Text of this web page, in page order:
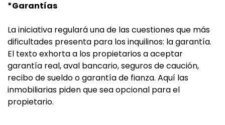
*Garantías
La iniciativa regulará una de las cuestiones que más
dificultades presenta para los inquilinos: la garantía.
El texto exhorta a los propietarios a aceptar
garantía real, aval bancario, seguros de caución,
recibo de sueldo o garantía de fianza. Aquí las
inmobiliarias piden que sea opcional para el
propietario.